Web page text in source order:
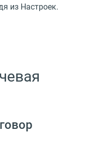
из Настроек.